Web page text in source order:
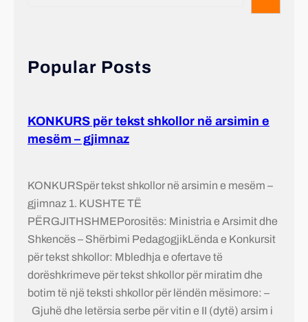
Popular Posts
KONKURS për tekst shkollor në arsimin e
mesëm – gjimnaz
KONKURSpër tekst shkollor në arsimin e mesëm –
gjimnaz 1. KUSHTE TË
PËRGJITHSHMEPorositës: Ministria e Arsimit dhe
Shkencës – Shërbimi PedagogjikLënda e Konkursit
për tekst shkollor: Mbledhja e ofertave të
dorëshkrimeve për tekst shkollor për miratim dhe
botim të një teksti shkollor për lëndën mësimore: –
Gjuhë dhe letërsia serbe për vitin e II (dytë) arsim i